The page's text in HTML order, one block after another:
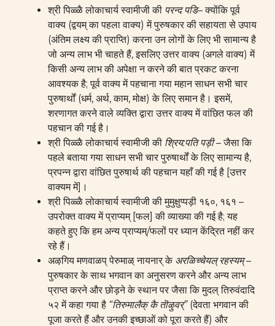
श्री पिळ्ळै लोकाचार्य स्वामीजी की परन्द पडि– क्योंकि पूर्व
वाक्य (द्वयम् का पहला वाक्य) में पुरुषकार की सहायता से उपाय
(अंतिम लक्ष्य की प्राप्ति) करना उन लोगों के लिए भी सामान्य है
जो अन्य लाभ भी चाहते हैं, इसलिए उत्तर वाक्य (अगले वाक्य) में
किसी अन्य लाभ की अपेक्षा न करने की बात प्रकट करना
आवश्यक है; पूर्व वाक्य में पहचाना गया महान साधन सभी चार
पुरुषार्थों (धर्म, अर्थ, काम, मोक्ष) के लिए समान है। इसमें,
शरणागत करने वाले व्यक्ति द्वारा उत्तर वाक्य में वांछित फल की
पहचान की गई है।
श्री पिळ्ळै लोकाचार्य स्वामीजी की श्रिय:पति पड़ी– जैसा कि
पहले बताया गया साधन सभी चार पुरुषार्थों के लिए सामान्य है,
प्रपन्न द्वारा वांछित पुरुषार्थ की पहचान यहाँ की गई है [उत्तर
वाक्यम में]।
श्री पिळ्ळै लोकाचार्य स्वामीजी की मुमुक्षुप्पड़ी १६०, १६१ –
उपरोक्त वाक्य में प्राप्यम् [फल] की व्याख्या की गई है; यह
कहते हुए कि हम अन्य प्राप्यम्/फलों पर ध्यान केंद्रित नहीं कर
रहे हैं।
अऴगिय मणवाळप् पेरुमाळ् नायनार् के अरळिच्चेयल् रहस्यम्–
पुरुषकार के साथ भगवान का अनुसरण करने और अन्य लाभ
प्राप्त करने और छोड़ने के स्थान पर जैसा कि मुदल् तिरुवंदादि
५२ में कहा गया है “तिरुमालैक्‌ कै तॊऴुवर्‌”(देवता भगवान की
पूजा करते हैं और उनकी इच्छाओं को पूरा करते हैं) और